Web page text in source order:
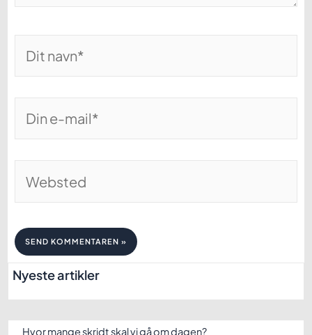
navn*
e-
Nyeste artikler
Hvor mange skridt skal vi gå om dagen?